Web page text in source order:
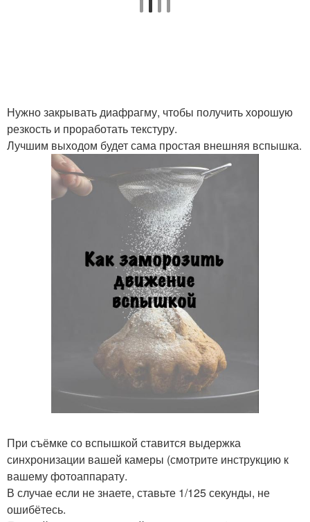
Нужно закрывать диафрагму, чтобы получить хорошую
резкость и проработать текстуру.
Лучшим выходом будет сама простая внешняя вспышка.
При съёмке со вспышкой ставится выдержка
синхронизации вашей камеры (смотрите инструкцию к
вашему фотоаппарату.
В случае если не знаете, ставьте 1/125 секунды, не
ошибётесь.